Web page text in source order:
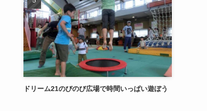
ドリーム21のびのび広場で時間いっぱい遊ぼう